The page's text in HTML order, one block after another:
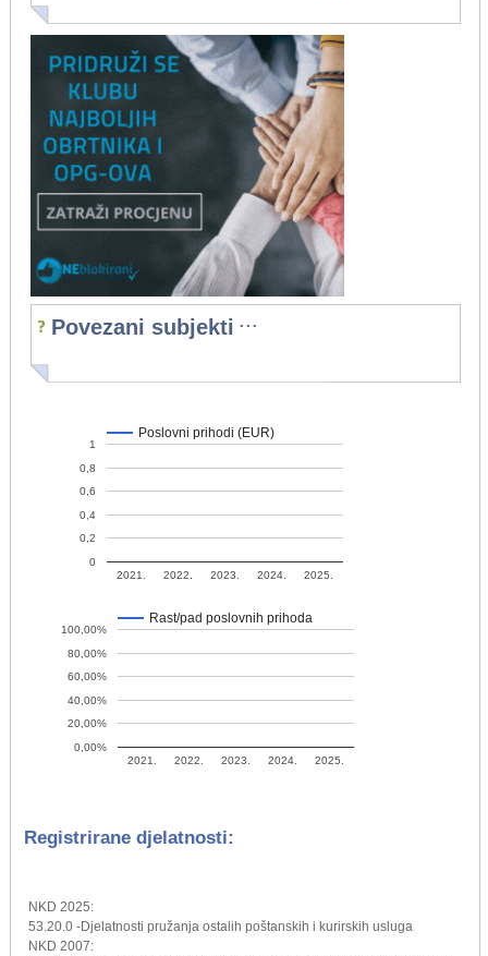
Povezani subjekti ...
Poslovni prihodi (EUR)
2021. 2022. 2023. 2024. 2025.
0
0,2
0,4
0,6
0,8
1
Rast/pad poslovnih prihoda
2021. 2022. 2023. 2024. 2025.
0,00%
20,00%
40,00%
60,00%
80,00%
100,00%
Registrirane djelatnosti:
NKD 2025:
53.20.0 -Djelatnosti pružanja ostalih poštanskih i kurirskih usluga
NKD 2007: